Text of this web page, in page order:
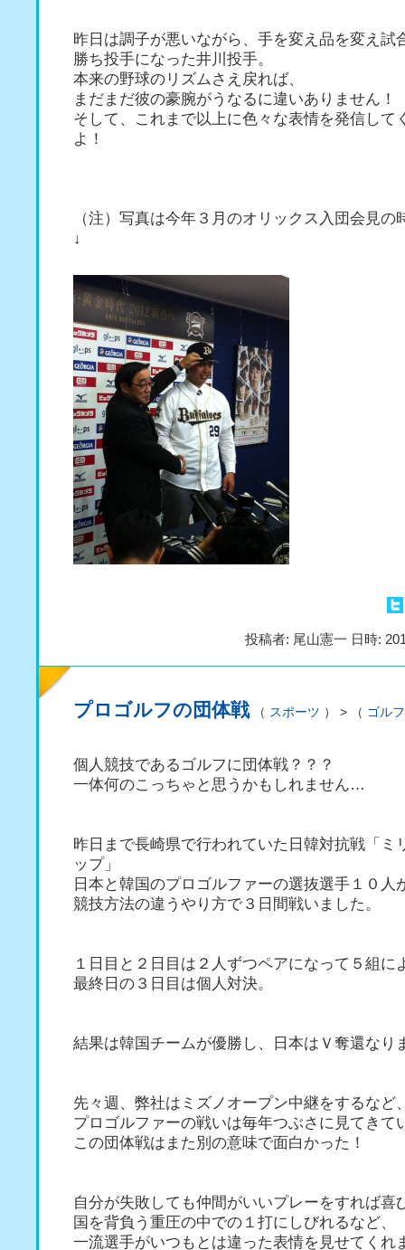
昨日は調子が悪いながら、手を変え品を変え試
勝ち投手になった井川投手。
本来の野球のリズムさえ戻れば、
まだまだ彼の豪腕がうなるに違いありません！
そして、これまで以上に色々な表情を発信して
よ！
（注）写真は今年３月のオリックス入団会見の
↓
投稿者: 尾山憲一 日時:
プロゴルフの団体戦（ スポーツ ） > （ ゴルフ
個人競技であるゴルフに団体戦？？？
一体何のこっちゃと思うかもしれません…
昨日まで長崎県で行われていた日韓対抗戦「ミ
ップ」
日本と韓国のプロゴルファーの選抜選手１０人
競技方法の違うやり方で３日間戦いました。
１日目と２日目は２人ずつペアになって５組に
最終日の３日目は個人対決。
結果は韓国チームが優勝し、日本はＶ奪還なり
先々週、弊社はミズノオープン中継をするなど
プロゴルファーの戦いは毎年つぶさに見てきて
この団体戦はまた別の意味で面白かった！
自分が失敗しても仲間がいいプレーをすれば喜
国を背負う重圧の中での１打にしびれるなど、
一流選手がいつもとは違った表情を見せてくれ